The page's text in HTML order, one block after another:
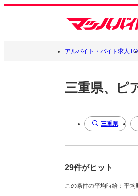
アルバイト・バイト求人
三重県、ピ
三重県
29件がヒット
この条件の平均時給：平均